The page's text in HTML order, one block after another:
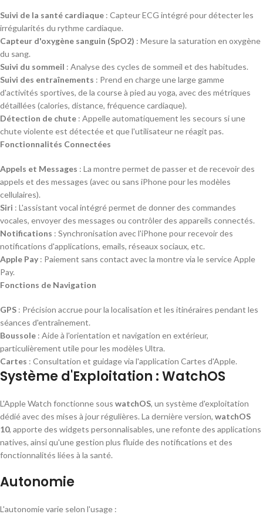
Suivi de la santé cardiaque : Capteur ECG intégré pour détecter les
irrégularités du rythme cardiaque.
Capteur d'oxygène sanguin (SpO2) : Mesure la saturation en oxygène
du sang.
Suivi du sommeil : Analyse des cycles de sommeil et des habitudes.
Suivi des entraînements : Prend en charge une large gamme
d'activités sportives, de la course à pied au yoga, avec des métriques
détaillées (calories, distance, fréquence cardiaque).
Détection de chute : Appelle automatiquement les secours si une
chute violente est détectée et que l'utilisateur ne réagit pas.
Fonctionnalités Connectées
Appels et Messages : La montre permet de passer et de recevoir des
appels et des messages (avec ou sans iPhone pour les modèles
cellulaires).
Siri : L'assistant vocal intégré permet de donner des commandes
vocales, envoyer des messages ou contrôler des appareils connectés.
Notifications : Synchronisation avec l'iPhone pour recevoir des
notifications d'applications, emails, réseaux sociaux, etc.
Apple Pay : Paiement sans contact avec la montre via le service Apple
Pay.
Fonctions de Navigation
GPS : Précision accrue pour la localisation et les itinéraires pendant les
séances d'entraînement.
Boussole : Aide à l'orientation et navigation en extérieur,
particulièrement utile pour les modèles Ultra.
Cartes : Consultation et guidage via l'application Cartes d'Apple.
Système d'Exploitation : WatchOS
L'Apple Watch fonctionne sous watchOS, un système d'exploitation
dédié avec des mises à jour régulières. La dernière version, watchOS
10, apporte des widgets personnalisables, une refonte des applications
natives, ainsi qu'une gestion plus fluide des notifications et des
fonctionnalités liées à la santé.
Autonomie
L'autonomie varie selon l'usage :